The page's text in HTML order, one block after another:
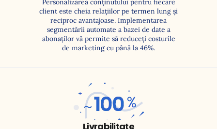
client este cheia relațiilor pe termen lung și
reciproc avantajoase. Implementarea
segmentării automate a bazei de date a
abonaților vă permite să reduceți costurile
de marketing cu până la 46%.
~100%
Livrabilitate